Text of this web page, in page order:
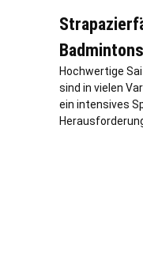
Hochwertige
sind in vielen
ein intensives